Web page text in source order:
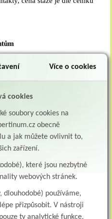
Reforma psychiatrické péče
v Albertinum, OLÚ,
Žamberk V současné době
dochází v nejen v lůžkové
psychiatrické péči k velkým
reformním změnám, které
vycházejí ze Strategie
Více
Více o cookies
cookies
soubory cookies na
obecně
a jak můžete ovlivnit to,
zařízení.
které jsou nezbytné
webových stránek.
dlouhodobé) používáme,
přizpůsobit. V nástroji
ty analytické funkce,